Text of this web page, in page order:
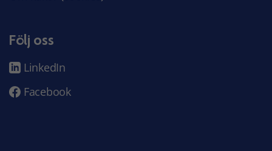
Följ oss
LinkedIn
Facebook